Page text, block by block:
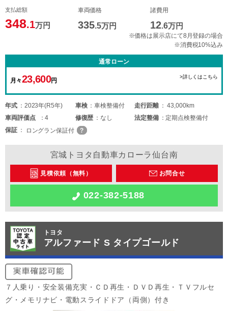
支払総額
348.1万円
車両価格
335.5万円
諸費用
12.6万円
※価格は展示店にて8月登録の場合
※消費税10%込み
通常ローン
月々23,600円
>詳しくはこちら
年式 2023年(R5年) 車検 車検整備付 走行距離
43,000km
車両評価点 4 修復歴 なし 法定整備
定期点検整備付
保証
ロングラン保証付
宮城トヨタ自動車カローラ仙台南
見積依頼（無料） お問合せ
022-382-5188
トヨタ
アルファード S タイプゴールド
７人乗り・安全装備充実・ＣＤ再生・ＤＶＤ再生・ＴＶフルセ
グ・メモリナビ・電動スライドドア（両側）付き